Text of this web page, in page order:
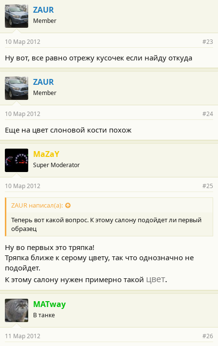
ZAUR
Member
10 Мар 2012 #23
Ну вот, все равно отрежу кусочек если найду откуда
ZAUR
Member
10 Мар 2012 #24
Еще на цвет слоновой кости похож
MaZaY
Super Moderator
10 Мар 2012 #25
ZAUR написал(а):
Теперь вот какой вопрос. К этому салону подойдет ли первый
образец
Ну во первых это тряпка!
Тряпка ближе к серому цвету, так что однозначно не
подойдет.
К этому салону нужен примерно такой цвет.
MATway
В танке
11 Мар 2012 #26